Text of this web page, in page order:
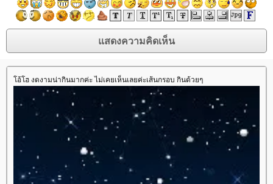
อ้โฮ งดงามน่ากินมากค่ะ ไม่เคยเห็นเลยค่ะเส้นกรอบ กินด้วยๆ